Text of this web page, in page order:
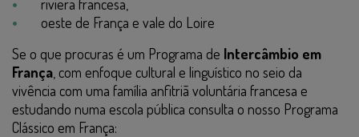
riviera francesa,
oeste de França e vale do Loire
Se o que procuras é um Programa de Intercâmbio em
França , com enfoque cultural e linguístico no seio da
vivência com uma família anfitriã voluntária francesa e
estudando numa escola pública consulta o nosso Programa
Clássico em França: